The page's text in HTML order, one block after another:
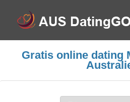
Gratis online dating